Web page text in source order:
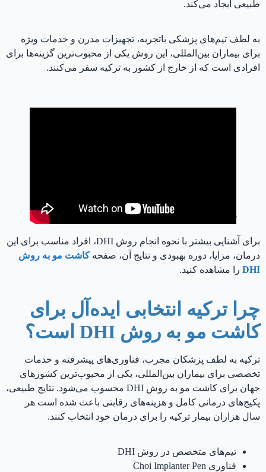
طبیعی ایجاد می‌کند.
به لطف تیم‌های پزشکی باتجربه، تجهیزات مدرن و خدمات ویژه
برای بیماران بین‌المللی، این روش یکی از محبوب‌ترین گزینه‌ها برای
افرادی است که از خارج از کشور به ترکیه سفر می‌کنند.
برای آشنایی بیشتر با نحوه انجام روش DHI، افراد مناسب برای این
درمان، مزایا، دوره بهبودی و نتایج آن، صفحه کاشت مو به روش
DHI را مشاهده کنید.
چرا ترکیه انتخابی ایده‌آل برای
کاشت مو به روش DHI است؟
ترکیه به لطف پزشکان مجرب، فناوری‌های پیشرفته و خدمات
تخصصی برای بیماران بین‌المللی، یکی از محبوب‌ترین کشورهای
جهان برای کاشت مو به روش DHI محسوب می‌شود. نتایج طبیعی،
پکیج‌های درمانی کامل و هزینه‌های رقابتی باعث شده است هر
سال هزاران بیمار ترکیه را برای درمان خود انتخاب کنند.
تیم‌های متخصص در روش DHI
فناوری Choi Implanter Pen